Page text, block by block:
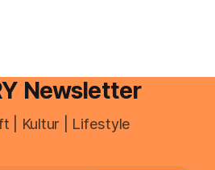
Newsletter
| Kultur | Lifestyle